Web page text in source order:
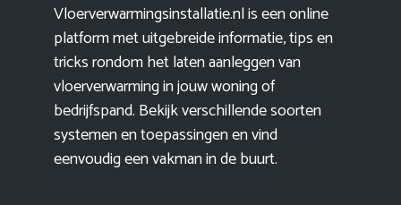
Vloerverwarmingsinstallatie.nl is een online
platform met uitgebreide informatie, tips en
tricks rondom het laten aanleggen van
vloerverwarming in jouw woning of
bedrijfspand. Bekijk verschillende soorten
systemen en toepassingen en vind
eenvoudig een vakman in de buurt.